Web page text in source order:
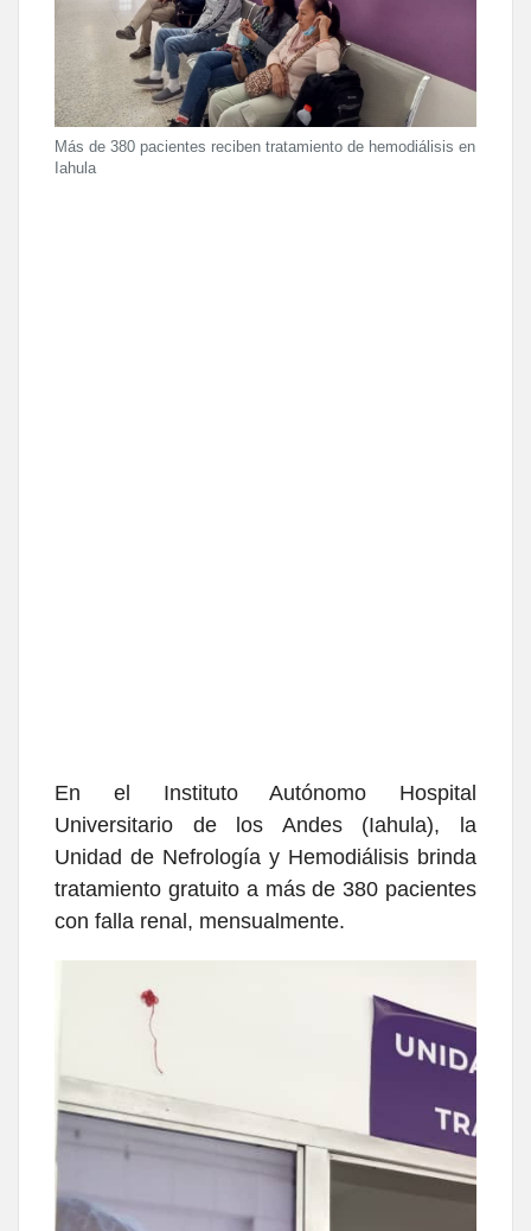
Más de 380 pacientes reciben tratamiento de hemodiálisis en
Iahula
En el Instituto Autónomo Hospital
Universitario de los Andes (Iahula), la
Unidad de Nefrología y Hemodiálisis brinda
tratamiento gratuito a más de 380 pacientes
con falla renal, mensualmente.